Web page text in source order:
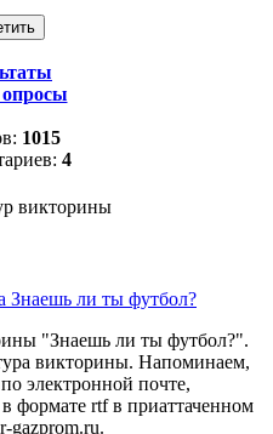
опросы
1015
4
викторины
"Знаешь ли ты футбол?".
викторины. Напоминаем,
электронной почте,
формате rtf в приаттаченном
gazprom.ru.